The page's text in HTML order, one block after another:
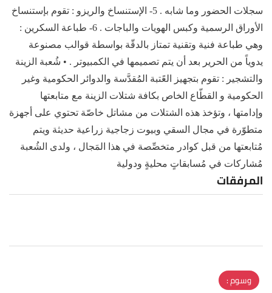
سجلات الحضور وما شابه . 5- الإستنساخ والريزو : تقوم بإستنساخ
الأوراق الرسمية وكبس الهويات والباجات . 6- طباعة السكرين :
وهي طباعة فنية وتقنية تمتاز بالدقّة بواسطة قوالب مصنوعة
يدوياً من الحرير بعد أن يتم تصميمها في الكمبيوتر . • شُعبة الزينة
والتشجير : تقوم بتجهيز العًتبة المُقدَّسة والدوائر الحكومية وغير
الحكومية و القطّاع الخاص بكافة شتلات الزينة مع متابعتها
وإدامتها ، وتؤخذ هذه الشتلات من مشاتل خاصّة تحتوي على أجهزة
متطوّرة في مجال السقي وبيوت زجاجية زراعية حديثة ويتم
مُتابعتها من قبل كوادر متخصِّصة في هذا المَجال ، ولدى الشُعبة
مُشاركات في مُسابقاتٍ محليةٍ ودولية
المرفقات
وسوم :